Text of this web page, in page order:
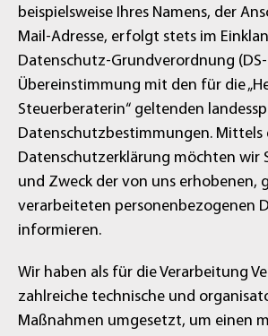
beispielsweise Ihres Namens, der
Mail-Adresse, erfolgt stets im
Datenschutz-Grundverordnung
Übereinstimmung mit den für die
Steuerberaterin“ geltenden
Datenschutzbestimmungen. Mittels
Datenschutzerklärung möchten wir
und Zweck der von uns erhobenen,
verarbeiteten personenbezogenen
informieren.
Wir haben als für die Verarbeitung
zahlreiche technische und
Maßnahmen umgesetzt, um einen